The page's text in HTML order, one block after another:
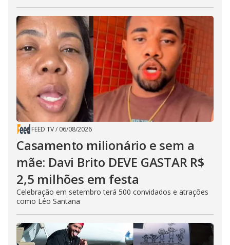
FEED TV/ 06/08/2026
Casamento milionário e sem a
mãe: Davi Brito DEVE GASTAR R$
2,5 milhões em festa
Celebração em setembro terá 500 convidados e atrações
como Léo Santana